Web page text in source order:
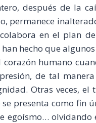
después de la
permanece
en el plan
hecho que
humano
de tal
Otras veces,
presenta como fin
egoísmo…